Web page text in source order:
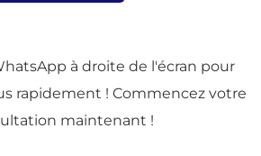
à droite de l'écran pour
rapidement ! Commencez votre
maintenant !